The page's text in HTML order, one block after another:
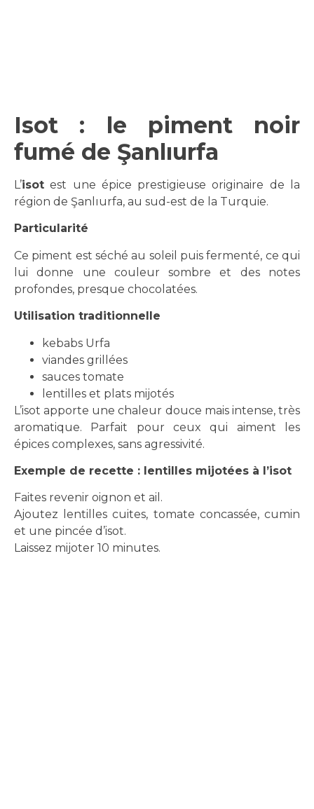
Isot : le piment noir
fumé de Şanlıurfa
L’isot est une épice prestigieuse originaire de la
région de Şanlıurfa, au sud-est de la Turquie.
Particularité
Ce piment est séché au soleil puis fermenté, ce qui
lui donne une couleur sombre et des notes
profondes, presque chocolatées.
Utilisation traditionnelle
kebabs Urfa
viandes grillées
sauces tomate
lentilles et plats mijotés
L’isot apporte une chaleur douce mais intense, très
aromatique. Parfait pour ceux qui aiment les
épices complexes, sans agressivité.
Exemple de recette : lentilles mijotées à l’isot
Faites revenir oignon et ail.
Ajoutez lentilles cuites, tomate concassée, cumin
et une pincée d’isot.
Laissez mijoter 10 minutes.